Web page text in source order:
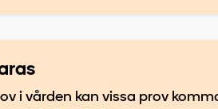
i vården kan vissa prov